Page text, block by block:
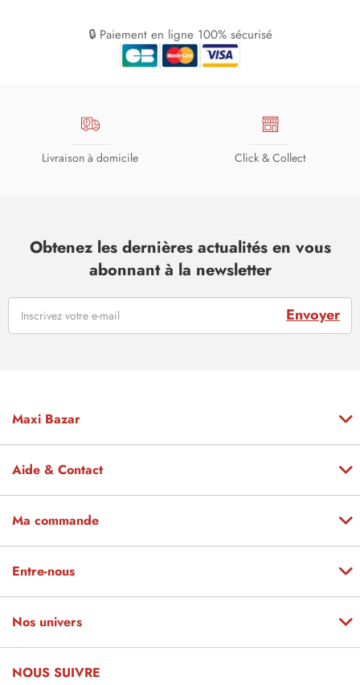
🔒 Paiement en ligne 100% sécurisé
Livraison à domicile Click & Collect
Obtenez les dernières actualités en vous
abonnant à la newsletter
Envoyer
Maxi Bazar
Aide & Contact
Ma commande
Entre-nous
Nos univers
NOUS SUIVRE